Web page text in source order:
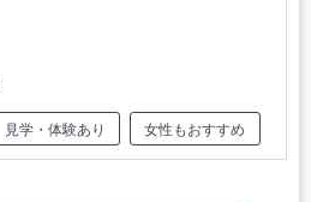
見学・体験あり 女性もおすすめ